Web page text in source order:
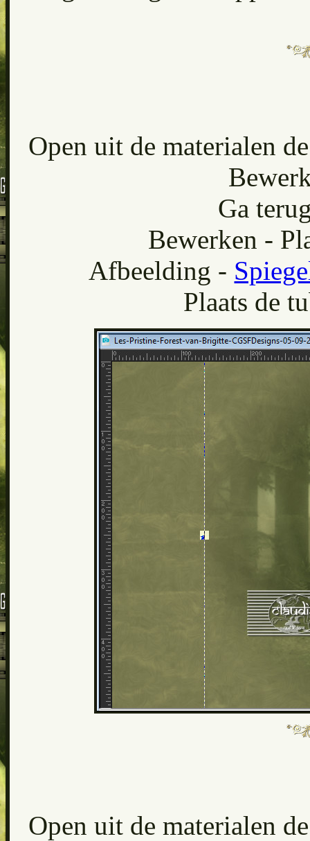
Open uit de materialen
Ga
Bewerken -
Afbeelding -
Plaats de
Open uit de materialen